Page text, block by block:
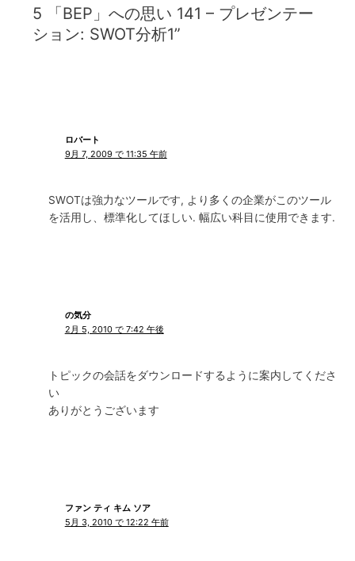
5 「BEP」への思い 141 – プレゼンテー
ション: SWOT分析1”
ロバート
9月 7, 2009 で 11:35 午前
SWOTは強力なツールです, より多くの企業がこのツール
を活用し、標準化してほしい. 幅広い科目に使用できます.
の気分
2月 5, 2010 で 7:42 午後
トピックの会話をダウンロードするように案内してくださ
い
ありがとうございます
ファン ティ キム ソア
5月 3, 2010 で 12:22 午前